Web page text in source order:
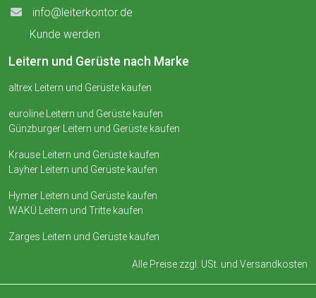
info@leiterkontor.de
Kunde werden
Leitern und Gerüste nach Marke
altrex Leitern und Gerüste kaufen
euroline Leitern und Gerüste kaufen
Günzburger Leitern und Gerüste kaufen
Krause Leitern und Gerüste kaufen
Layher Leitern und Gerüste kaufen
Hymer Leitern und Gerüste kaufen
WAKÜ Leitern und Tritte kaufen
Zarges Leitern und Gerüste kaufen
Alle Preise zzgl. USt. und Versandkosten